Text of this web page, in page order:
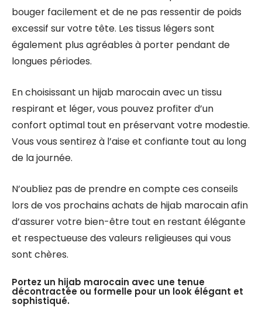
bouger facilement et de ne pas ressentir de poids
excessif sur votre tête. Les tissus légers sont
également plus agréables à porter pendant de
longues périodes.
En choisissant un hijab marocain avec un tissu
respirant et léger, vous pouvez profiter d’un
confort optimal tout en préservant votre modestie.
Vous vous sentirez à l’aise et confiante tout au long
de la journée.
N’oubliez pas de prendre en compte ces conseils
lors de vos prochains achats de hijab marocain afin
d’assurer votre bien-être tout en restant élégante
et respectueuse des valeurs religieuses qui vous
sont chères.
Portez un hijab marocain avec une tenue
décontractée ou formelle pour un look élégant et
sophistiqué.